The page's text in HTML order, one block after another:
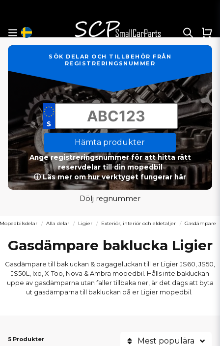
SÖK DELAR OCH TILLBEHÖR FRÅN
REGISTRERINGSNUMMER
Hämta produkter
Ange registreringsnummer för att hitta rätt
reservdelar till din mopedbil
ⓘ Läs mer om hur verktyget fungerar här
Dölj regnummer
Mopedbilsdelar Alla delar Ligier Exteriör, interiör och eldetaljer Gasdämpare
Gasdämpare baklucka Ligier
Gasdämpare till bakluckan & bagageluckan till er Ligier JS60, JS50,
JS50L, Ixo, X-Too, Nova & Ambra mopedbil. Hålls inte bakluckan
uppe av gasdämparna utan faller tillbaka ner, är det dags att byta
ut gasdämparna till bakluckan på er Ligier mopedbil.
5 Produkter Mest populära